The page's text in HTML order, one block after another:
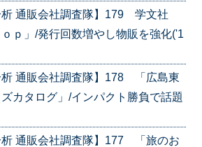
析 通販会社調査隊】179 学文社
ｐ」/発行回数増やし物販を強化('1
析 通販会社調査隊】178 「広島東
カタログ」/インパクト勝負で話題
析 通販会社調査隊】177 「旅のお